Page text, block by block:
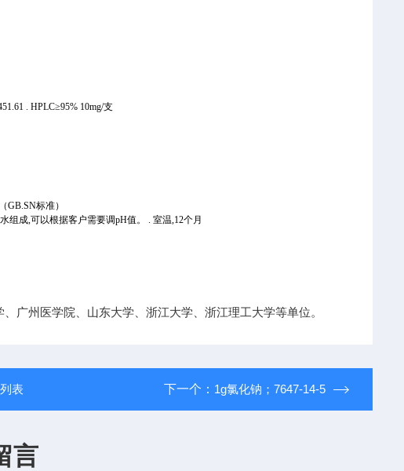
. HPLC≥95% 10mg/支
GB.SN标准）
组成,可以根据客户需要调pH值。 . 室温,12个月
广州医学院、山东大学、浙江大学、浙江理工大学等单位。
表 下一个： 1g氯化钠；7647-14-5
言